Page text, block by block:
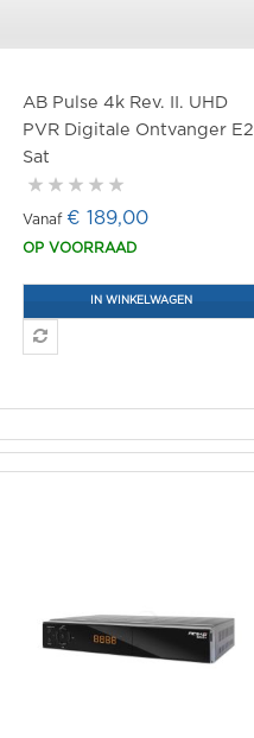
AB Pulse 4k Rev. II. UHD
PVR Digitale Ontvanger E2
Sat
€ 189,00
OP VOORRAAD
IN WINKELWAGEN